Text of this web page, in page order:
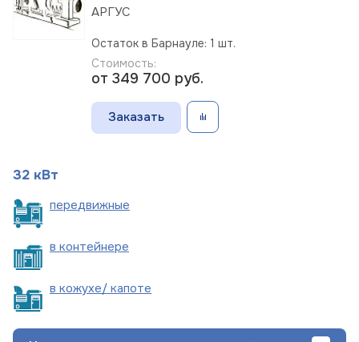
АРГУС
Остаток в Барнауле: 1 шт.
Стоимость:
от 349 700 руб.
Заказать
32 кВт
передвижные
в контейнере
в кожухе/ капоте